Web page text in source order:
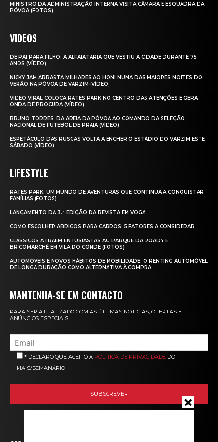
MINISTRO DA ADMINISTRAÇÃO INTERNA VISITA CÂMARA E ESQUADRA DA
PÓVOA (FOTOS)
VIDEOS
DE PAI PARA FILHO: A ALFAIATARIA QUE VESTIU A CIDADE DURANTE 75
ANOS (VÍDEO)
NICKY JAM ARRASTA MILHARES AO HONI NUMA DAS MAIORES NOITES DO
VERÃO NA PÓVOA DE VARZIM (VÍDEO)
VÍDEO VIRAL COLOCA RATES PARK NO CENTRO DAS ATENÇÕES E GERA
ONDA DE PROCURA (VÍDEO)
BRUNO TORRES: DA AREIA DA PÓVOA AO COMANDO DA SELEÇÃO
NACIONAL DE FUTEBOL DE PRAIA (VÍDEO)
ESPETÁCULO DAS RUSGAS VOLTA A ENCHER O ESTÁDIO DO VARZIM ESTE
SÁBADO (VÍDEO)
LIFESTYLE
RATES PARK: UM MUNDO DE AVENTURAS QUE CONTINUA A CONQUISTAR
FAMÍLIAS (FOTOS)
LANÇAMENTO DA 3.ª EDIÇÃO DA REVISTA EM VOGA
COMO ESCOLHER ABRIGOS PARA CARROS: 5 FATORES A CONSIDERAR
CLÁSSICOS ATRAEM ENTUSIASTAS AO PARQUE DA ROADY E
BRICOMARCHÉ EM VILA DO CONDE (FOTOS)
AUTOMÓVEIS E NOVOS HÁBITOS DE MOBILIDADE: O RENTING AUTOMÓVEL
DE LONGA DURAÇÃO COMO ALTERNATIVA À COMPRA
MANTENHA-SE EM CONTACTO
PARA SER ATUALIZADO COM AS ÚLTIMAS NOTÍCIAS, OFERTAS E
ANÚNCIOS ESPECIAIS.
* DECLARO QUE ACEITO A POLÍTICA DE PRIVACIDADE DO
MAIS/SEMANÁRIO